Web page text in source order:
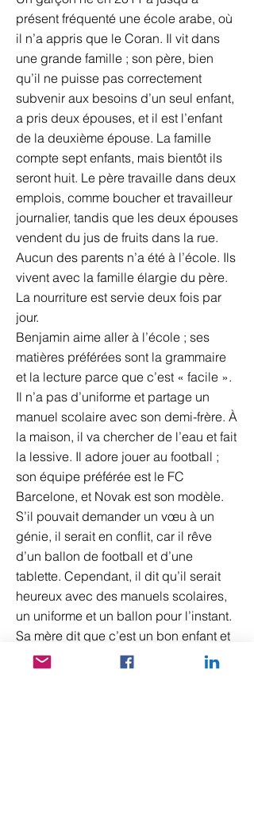
présent fréquenté une école arabe, où
il n’a appris que le Coran. Il vit dans
une grande famille ; son père, bien
qu’il ne puisse pas correctement
subvenir aux besoins d’un seul enfant,
a pris deux épouses, et il est l’enfant
de la deuxième épouse. La famille
compte sept enfants, mais bientôt ils
seront huit. Le père travaille dans deux
emplois, comme boucher et travailleur
journalier, tandis que les deux épouses
vendent du jus de fruits dans la rue.
Aucun des parents n’a été à l’école. Ils
vivent avec la famille élargie du père.
La nourriture est servie deux fois par
jour.
Benjamin aime aller à l’école ; ses
matières préférées sont la grammaire
et la lecture parce que c’est « facile ».
Il n’a pas d’uniforme et partage un
manuel scolaire avec son demi-frère. À
la maison, il va chercher de l’eau et fait
la lessive. Il adore jouer au football ;
son équipe préférée est le FC
Barcelone, et Novak est son modèle.
S’il pouvait demander un vœu à un
génie, il serait en conflit, car il rêve
d’un ballon de football et d’une
tablette. Cependant, il dit qu’il serait
heureux avec des manuels scolaires,
un uniforme et un ballon pour l’instant.
Sa mère dit que c’est un bon enfant et
qu’ils n’ont aucun problème avec lui.